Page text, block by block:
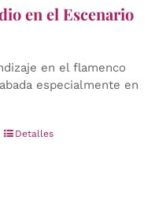
en el Escenario
en el flamenco
especialmente en
Detalles